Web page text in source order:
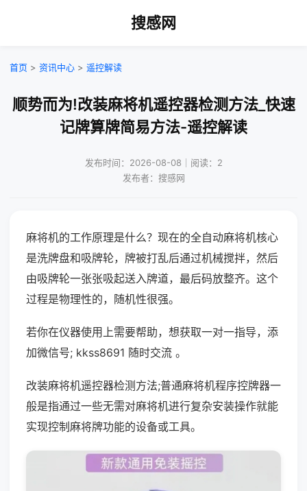
搜感网
首页 > 资讯中心 > 遥控解读
顺势而为!改装麻将机遥控器检测方法_快速
记牌算牌简易方法-遥控解读
发布时间：2026-08-08｜阅读：2
发布者：搜感网
麻将机的工作原理是什么？现在的全自动麻将机核心
是洗牌盘和吸牌轮，牌被打乱后通过机械搅拌，然后
由吸牌轮一张张吸起送入牌道，最后码放整齐。这个
过程是物理性的，随机性很强。
若你在仪器使用上需要帮助，想获取一对一指导，添
加微信号; kkss8691 随时交流 。
改装麻将机遥控器检测方法;普通麻将机程序控牌器一
般是指通过一些无需对麻将机进行复杂安装操作就能
实现控制麻将牌功能的设备或工具。